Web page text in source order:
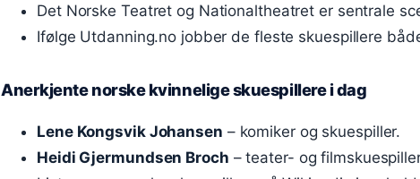
Det Norske Teatret og Nationaltheatret er sentrale
Ifølge Utdanning.no jobber de fleste skuespillere
Anerkjente norske kvinnelige skuespillere i dag
Lene Kongsvik Johansen – komiker og skuespiller.
Heidi Gjermundsen Broch – teater- og